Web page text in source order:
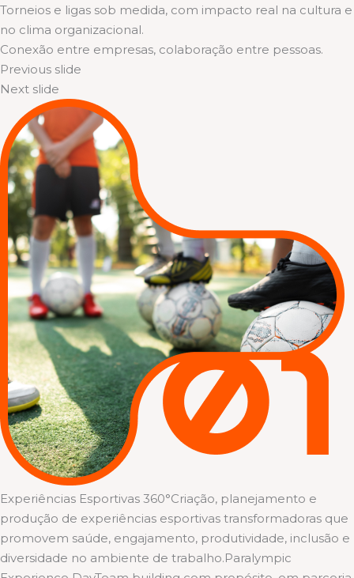
Torneios e ligas sob medida, com impacto real na cultura e
no clima organizacional.
Conexão entre empresas, colaboração entre pessoas.
Previous slide
Next slide
Experiências Esportivas 360°Criação, planejamento e
produção de experiências esportivas transformadoras que
promovem saúde, engajamento, produtividade, inclusão e
diversidade no ambiente de trabalho.Paralympic